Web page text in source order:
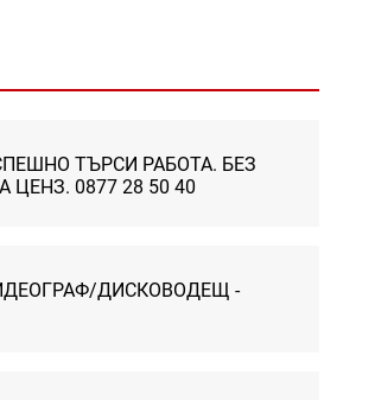
ТЪРСИ РАБОТА. БЕЗ
ЦЕНЗ. 0877 28 50 40
ДИСКОВОДЕЩ -